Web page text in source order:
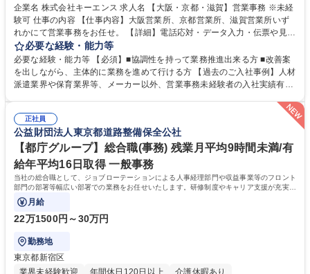
企業名 株式会社キーエンス 求人名 【大阪・京都・滋賀】営業事務 ※未経
験可 仕事の内容 【仕事内容】大阪営業所、京都営業所、滋賀営業所いず
れかにて営業事務をお任せ。 【詳細】電話応対・データ入力・伝票や見積
の作成・カタログ送付・来客対応・営業所内で発生する事務業務や業務改
善をお任せ。 【教育制度】ご入社後、育成担当とペアになりながらOJTに
て業務を覚えていただくことが可能です。業務システムがきちんと構築さ
れているため、スムーズに仕事に慣れることができる環境です。また、
常に改善を目指す風土のため、安心して業務に取り組んでいただけます。
募集職種 【大阪・京都・滋賀】営業事務 ※未経験可
必要な経験・能力等
必要な経験・能力等 【必須】■協調性を持って業務推進出来る方 ■改善案
を出しながら、主体的に業務を進めて行ける方 【過去のご入社事例】人材
派遣業界や保育業界等、メーカー以外、営業事務未経験者の入社実績有
により、キーエンスの付加価値向上に貢献します。ベースの定型業務に加
えて、お客様や社員の状況に合わせ、能動的なサポート、改善の動きも期
待され。組織を支えるスペシャリストとして、チームに貢献し、結果的に
社員から頼られる存在になることができます。平均19:30の退勤以降の業
務の持ち帰りも禁止されており、メリハリのある働き方となります。 学
歴・資格 学歴：大学院 大学 高専 短大 語学力： 資格：
正社員
公益財団法人東京都道路整備保全公社
【都庁グループ】総合職(事務) 残業月平均9時間未満/有
給年平均16日取得 一般事務
当社の総合職として、ジョブローテーションによる人事経理部門や収益事業等のフロント
部門の部署等幅広い部署での業務をお任せいたします。研修制度やキャリア支援が充実し
ております！ ※下記業務詳細
月給
22万1500円～30万円
勤務地
東京都新宿区
業界未経験歓迎
年間休日120日以上
介護休暇あり